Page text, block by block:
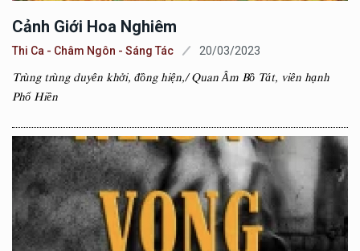
Cảnh Giới Hoa Nghiêm
Thi Ca - Châm Ngôn - Sáng Tác 20/03/2023
Trùng trùng duyên khởi, đồng hiện,/ Quan Âm Bồ Tát, viên hạnh
Phổ Hiền